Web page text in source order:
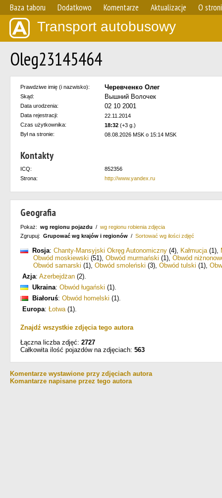
Baza taboru Dodatkowo Komentarze Aktualizacje O
Transport autobusowy
Oleg23145464
Prawdziwe imię (i nazwisko): Черевченко Олег
Skąd: Вышний Волочек
Data urodzenia: 02 10 2001
Data rejestracji:
22.11.2014
Czas użytkownika:
18:32 (+3 g.)
Był na stronie:
08.08.2026 MSK o 15:14 MSK
Kontakty
ICQ:
852356
Strona:
http://www.yandex.ru
Geografia
Pokaż: wg regionu pojazdu / wg regionu robienia zdjęcia
Zgrupuj: Grupować wg krajów i regionów / Sortować wg ilości zdjęć
Rosja: Chanty-Mansyjski Okręg Autonomiczny (4), Kałmucja(1),
Obwód moskiewski (51), Obwód murmański (1), Obwód
Obwód samarski (1), Obwód smoleński (3), Obwód tulski (1),
Azja: Azerbejdżan (2).
Ukraina: Obwód ługański (1).
Białoruś: Obwód homelski (1).
Europa: Łotwa(1).
Znajdź wszystkie zdjęcia tego autora
Łączna liczba zdjęć: 2727
Całkowita ilość pojazdów na zdjęciach: 563
Komentarze wystawione przy zdjęciach autora
Komantarze napisane przez tego autora